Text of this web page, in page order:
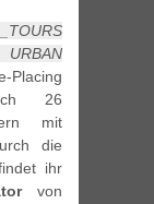
URBAN
Placing
26
mit
die
ihr
von